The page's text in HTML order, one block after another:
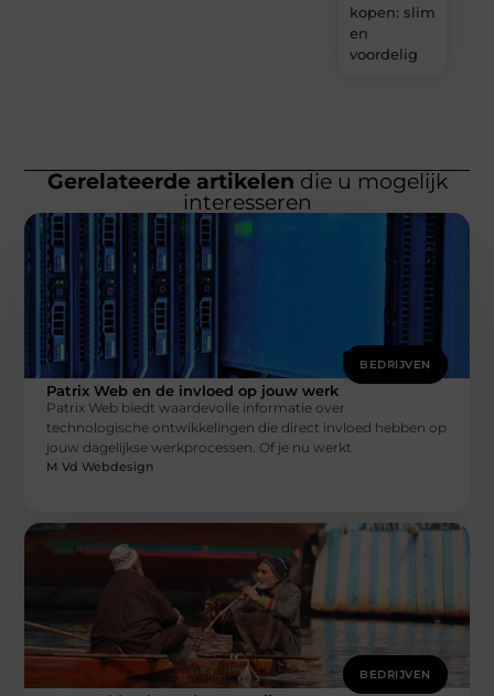
kopen: slim
en
voordelig
Gerelateerde artikelen die u mogelijk
interesseren
BEDRIJVEN
Patrix Web en de invloed op jouw werk
Patrix Web biedt waardevolle informatie over
technologische ontwikkelingen die direct invloed hebben op
jouw dagelijkse werkprocessen. Of je nu werkt
M Vd Webdesign
BEDRIJVEN